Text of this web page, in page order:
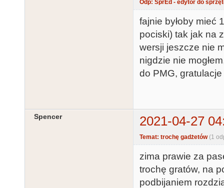
Odp: SprEd - edytor do
fajnie byłoby mieć
pociski) tak jak na
wersji jeszcze nie
nigdzie nie
do PMG, gratulacje
Spencer 2021-04-27
Temat: trochę gadżetów (1
zima prawie za
trochę gratów, na
podbijaniem